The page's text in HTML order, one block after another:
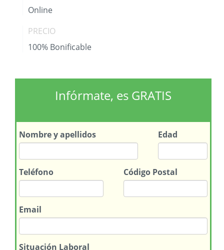
Online
PRECIO
100% Bonificable
Infórmate, es GRATIS
Nombrey apellidos Edad
Teléfono Código Postal
Email
Situación Laboral